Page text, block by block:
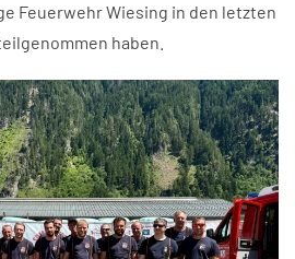
Feuerwehr Wiesing in den letzten
haben.